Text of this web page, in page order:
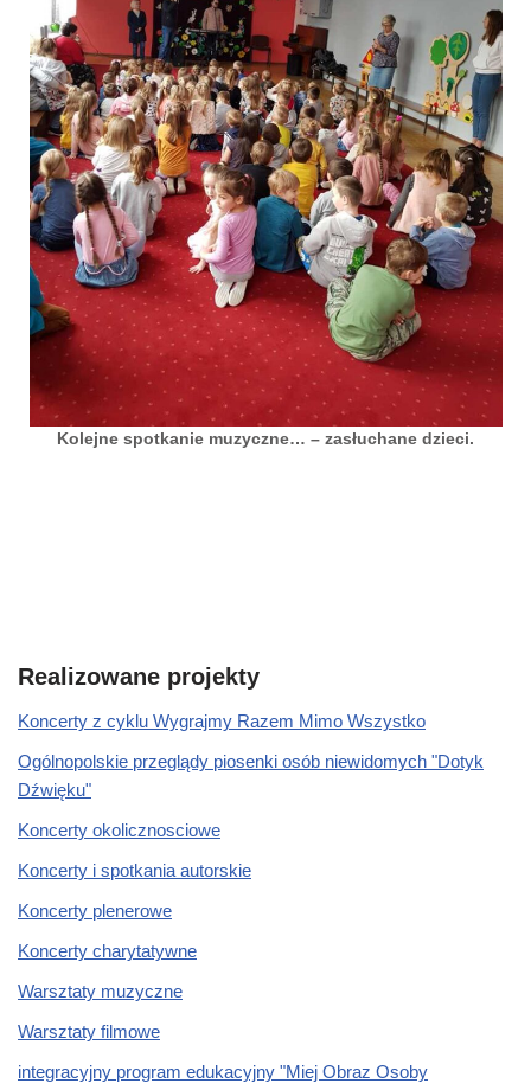
Kolejne spotkanie muzyczne… – zasłuchane dzieci.
Realizowane projekty
Koncerty z cyklu Wygrajmy Razem Mimo Wszystko
Ogólnopolskie przeglądy piosenki osób niewidomych "Dotyk
Dźwięku"
Koncerty okolicznosciowe
Koncerty i spotkania autorskie
Koncerty plenerowe
Koncerty charytatywne
Warsztaty muzyczne
Warsztaty filmowe
integracyjny program edukacyjny "Miej Obraz Osoby